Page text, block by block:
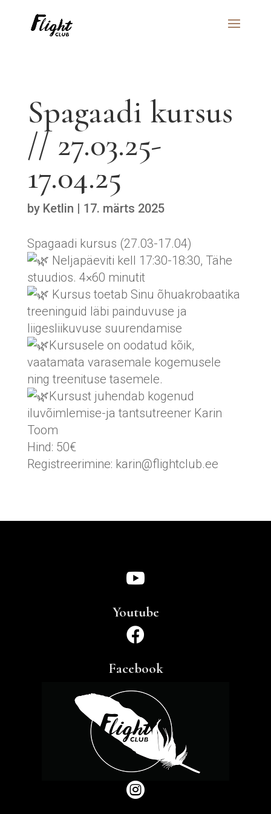
Spagaadi kursus
// 27.03.25-
17.04.25
by Ketlin | 17. märts 2025
Spagaadi kursus (27.03-17.04)
Neljapäeviti kell 17:30-18:30, Tähe
stuudios. 4×60 minutit
Kursus toetab Sinu õhuakrobaatika
treeninguid läbi painduvuse ja
liigesliikuvuse suurendamise
Kursusele on oodatud kõik,
vaatamata varasemale kogemusele
ning treenituse tasemele.
Kursust juhendab kogenud
iluvõimlemise-ja tantsutreener Karin
Toom
Hind: 50€
Registreerimine: karin@flightclub.ee

Youtube

Facebook
